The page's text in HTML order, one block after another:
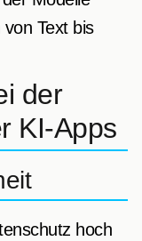
Text bis
der
KI-Apps
hoch